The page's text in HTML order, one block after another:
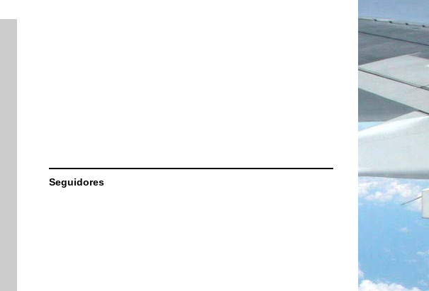
Seguidores